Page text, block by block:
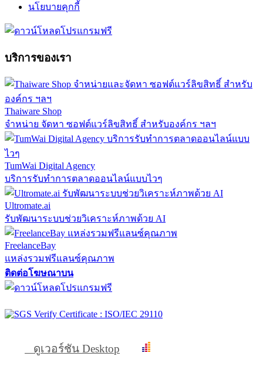
นโยบายคุกกี้
บริการของเรา
Thaiware Shop
จำหน่าย จัดหา ซอฟต์แวร์ลิขสิทธิ์ สำหรับองค์กร ฯลฯ
TumWai Digital Agency
บริการรับทำการตลาดออนไลน์แบบไวๆ
Ultromate.ai
รับพัฒนาระบบช่วยวิเคราะห์ภาพด้วย AI
FreelanceBay
แหล่งรวมฟรีแลนซ์คุณภาพ
ติดต่อโฆษณาบน
ดูเวอร์ชัน Desktop